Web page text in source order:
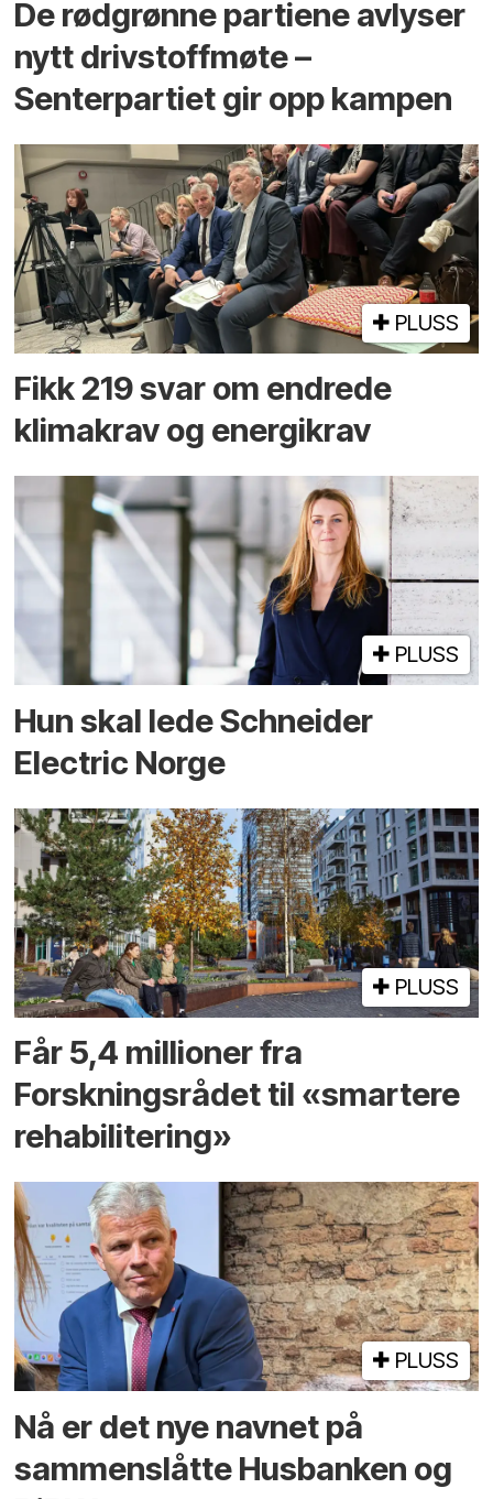
De rødgrønne partiene avlyser
nytt drivstoffmøte –
Senterpartiet gir opp kampen
PLUSS
Fikk 219 svar om endrede
klimakrav og energikrav
PLUSS
Hun skal lede Schneider
Electric Norge
PLUSS
Får 5,4 millioner fra
Forskningsrådet til «smartere
rehabilitering»
PLUSS
Nå er det nye navnet på
sammenslåtte Husbanken og